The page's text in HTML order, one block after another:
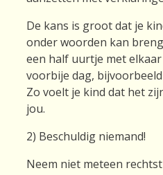
De kans is groot dat je
onder woorden kan
een half uurtje met
voorbije dag,
Zo voelt je kind dat het
jou.
2) Beschuldig niemand!
Neem niet meteen